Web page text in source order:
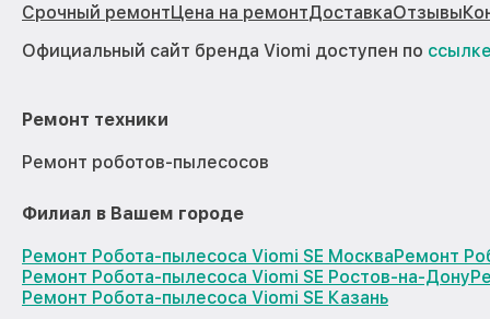
Срочный ремонтЦена на ремонтДоставкаОтзывы
Официальный сайт бренда Viomi доступен по
Ремонт техники
Ремонт роботов-пылесосов
Филиал в Вашем городе
Ремонт Робота-пылесоса Viomi SE МоскваРемонт
Ремонт Робота-пылесоса Viomi SE Ростов-на-Дону
Ремонт Робота-пылесоса Viomi SE Казань